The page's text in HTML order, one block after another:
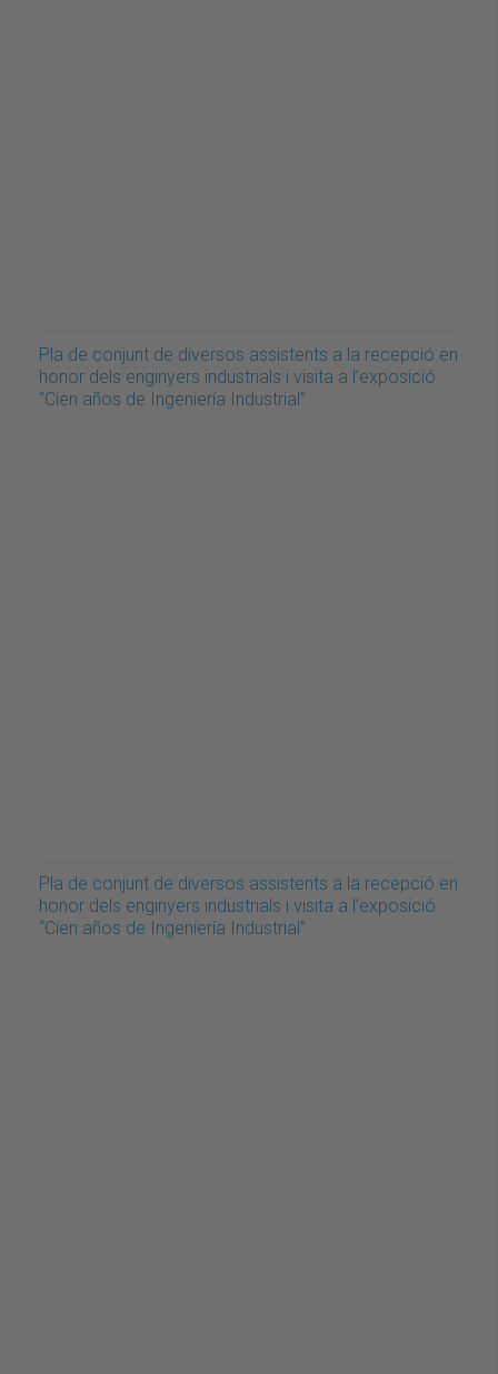
Pla de conjunt de diversos assistents a la recepció en
honor dels enginyers industrials i visita a l’exposició
“Cien años de Ingeniería Industrial”
Pla de conjunt de diversos assistents a la recepció en
honor dels enginyers industrials i visita a l’exposició
“Cien años de Ingeniería Industrial”